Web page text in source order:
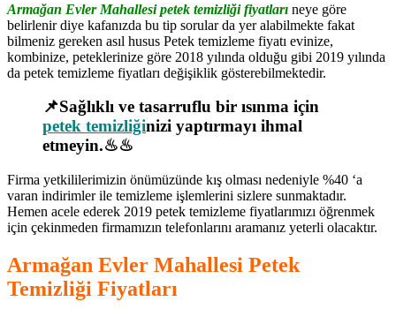
Armağan Evler Mahallesi petek temizliği fiyatları neye göre
belirlenir diye kafanızda bu tip sorular da yer alabilmekte fakat
bilmeniz gereken asıl husus Petek temizleme fiyatı evinize,
kombinize, peteklerinize göre 2018 yılında olduğu gibi 2019 yılında
da petek temizleme fiyatları değişiklik gösterebilmektedir.
📌Sağlıklı ve tasarruflu bir ısınma için
petek temizliğinizi yaptırmayı ihmal
etmeyin.♨♨
Firma yetkililerimizin önümüzünde kış olması nedeniyle %40 ‘a
varan indirimler ile temizleme işlemlerini sizlere sunmaktadır.
Hemen acele ederek 2019 petek temizleme fiyatlarımızı öğrenmek
için çekinmeden firmamızın telefonlarını aramanız yeterli olacaktır.
Armağan Evler Mahallesi Petek
Temizliği Fiyatları